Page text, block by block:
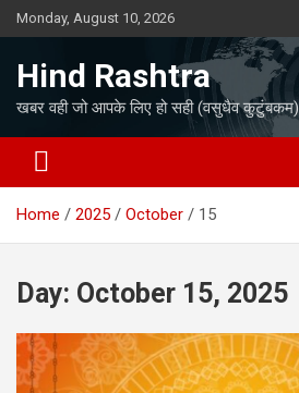
Skip
to
Monday, August 10, 2026
Hind Rashtra
खबर वही जो आपके लिए हो सही (वसुधैव कुटुंबकम)
Home 2025 October 15
Day: October 15, 2025